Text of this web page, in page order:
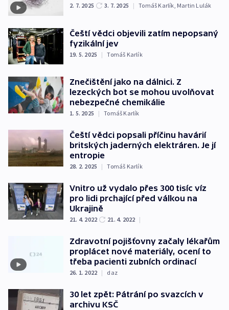
2. 7. 2025 3. 7. 2025 | Tomáš Karlík, Martin Lulák
Čeští vědci objevili zatím nepopsaný
fyzikální jev
19. 5. 2025 | Tomáš Karlík
Znečištění jako na dálnici. Z
lezeckých bot se mohou uvolňovat
nebezpečné chemikálie
1. 5. 2025 | Tomáš Karlík
Čeští vědci popsali příčinu havárií
britských jaderných elektráren. Je jí
entropie
28. 2. 2025 | Tomáš Karlík
Vnitro už vydalo přes 300 tisíc víz
pro lidi prchající před válkou na
Ukrajině
21. 4. 2022 21. 4. 2022 |
Zdravotní pojišťovny začaly lékařům
proplácet nové materiály, ocení to
třeba pacienti zubních ordinací
26. 1. 2022 | daz
30 let zpět: Pátrání po svazcích v
archivu KSČ